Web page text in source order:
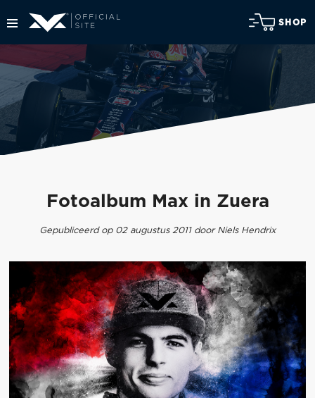
SHOP
Fotoalbum Max in Zuera
Gepubliceerd op 02 augustus 2011 door Niels Hendrix